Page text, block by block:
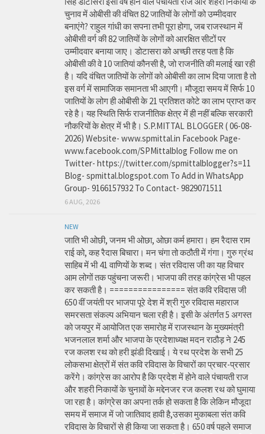
चुनाव में ओबीसी की वंचित 82 जातियों के लोगों को उम्मीदवार
बनाएंगे? राहुल गांधी का सपना तभी पूरा होगा, जब राजस्थान में
ओबीसी वर्ग की 82 जातियों के लोगों को आरक्षित सीटों पर
उम्मीदवार बनाया जाए। डोटासरा को अच्छी तरह पता है कि
ओबीसी की वे 10 जातियां कौनसी है, जो राजनीति की मलाई खा रही
है। यदि वंचित जातियों के लोगों को ओबीसी का लाभ दिया जाता है तो
इस वर्ग में सामाजिक समानता भी आएगी। मौजूदा समय में सिर्फ 10
जातियों के लोग ही ओबीसी के 21 प्रतिशत कोटे का लाभ प्राप्त कर
रहे है। यह स्थिति सिर्फ राजनीतिक क्षेत्र में ही नहीं बल्कि सरकारी
नौकरियों के क्षेत्र में भी है। S.P.MITTAL BLOGGER ( 06-08-
2026) Website- www.spmittal.in Facebook Page-
www.facebook.com/SPMittalblog Follow me on
Twitter- https://twitter.com/spmittalblogger?s=11
Blog- spmittal.blogspot.com To Add in WhatsApp
Group- 9166157932 To Contact- 9829071511
6 AUG, 2026
NEW
जाति भी ओछी, जनम भी ओछा, ओछा कर्म हमारा। हम रैदास राम
राई को, कह रैदास बिचारा। मन चंगा तो कठौती में गंगा। गुरु ग्रंथ
साहिब में भी 41 वाणियों के शब्द। संत रविदास जी का यह विचार
आम लोगों तक पहुंचना जरूरी। भाजपा की तरह कांग्रेस भी पहल
कर सकती है। ================ संत कवि रविदास जी
650 वीं जयंती पर भाजपा पूरे देश में श्री गुरु रविदास महाराज
समरसता संकल्प अभियान चला रही है। इसी के अंतर्गत 5 अगस्त
को जयपुर में आयोजित एक समारोह में राजस्थान के मुख्यमंत्री
भजनलाल शर्मा और भाजपा के प्रदेशाध्यक्ष मदन राठौड़ ने 245
रज कलश रथ को हरी झंडी दिखाई। ये रथ प्रदेश के सभी 25
लोकसभा क्षेत्रों में संत कवि रविदास के विचारों का प्रचार-प्रसार
करेंगे। कांग्रेस का आरोप है कि प्रदेश में होने वाले पंचायती राज
और शहरी निकायों के चुनावों के मद्देनजर रज कलश रथ को घुमाया
जा रहा है। कांग्रेस का अपना तर्क हो सकता है कि लेकिन मौजूदा
समय में समाज में जो जातिवाद हावी है,उसका मुकाबला संत कवि
रविदास के विचारों से ही किया जा सकता है। 650 वर्ष पहले समाज